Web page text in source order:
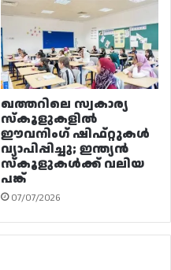
ഖത്തറിലെ സ്വകാര്യ
സ്കൂളുകളിൽ
ഈവനിംഗ് ഷിഫ്റ്റുകൾ
വ്യാപിപ്പിച്ചു; ഇന്ത്യൻ
സ്കൂളുകൾക്ക് വലിയ
പങ്ക്
07/07/2026